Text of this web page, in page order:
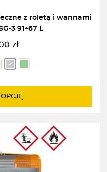
z roletą i wannami
3 91+67 L
zł